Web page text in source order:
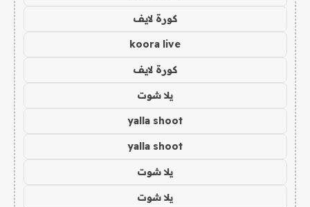
كورة لايف
koora live
كورة لايف
يلا شوت
yalla shoot
yalla shoot
يلا شوت
يلا شوت